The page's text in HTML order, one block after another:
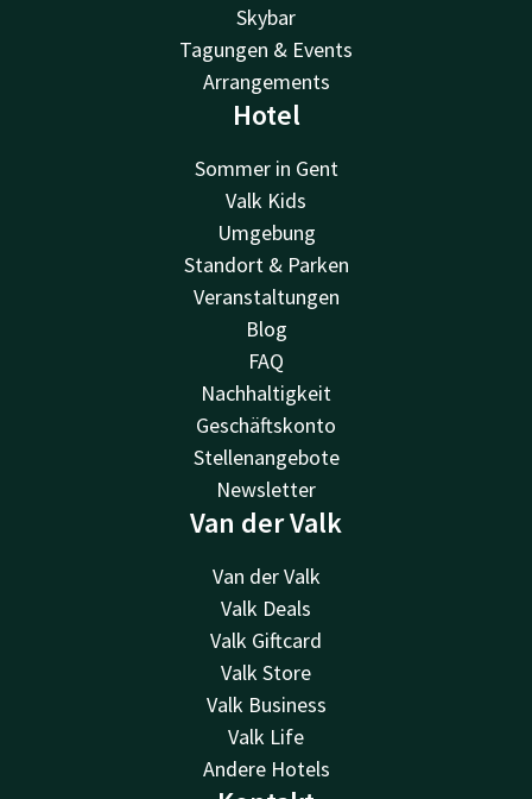
Skybar
Tagungen & Events
Arrangements
Hotel
Sommer in Gent
Valk Kids
Umgebung
Standort & Parken
Veranstaltungen
Blog
FAQ
Nachhaltigkeit
Geschäftskonto
Stellenangebote
Newsletter
Van der Valk
Van der Valk
Valk Deals
Valk Giftcard
Valk Store
Valk Business
Valk Life
Andere Hotels